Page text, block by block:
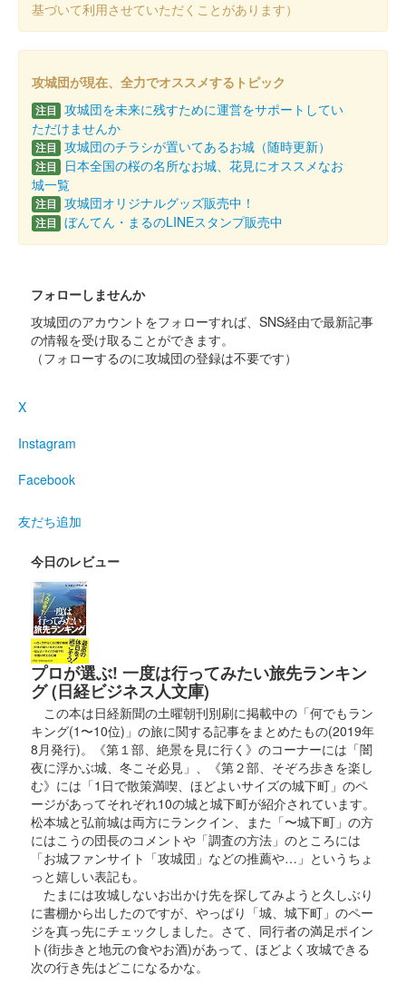
9市町村オリジナル御城印
珂市、ひたちなか市、小美玉市、茨城町、大洗町、城里町、東海
村の9市町村にあるスポットをすべてまわるともらえる限定御城
印。先着2400セットで、……
笠間城 御城印
笠間城 御城印 笠間の菊まつり版（三家の城主家紋）
笠間城 御城印
笠間城 御城印
笠間城 御城印
笠間城 御城印
販売終了
笠間城 御城印
常陸御城印20枚セット。ネット通販（奥州王）で購入可能。
基づいて利用させていただくことがあります）
攻城団が現在、全力でオススメするトピック
注目 攻城団を未来に残すために運営をサポートしてい
ただけませんか
注目 攻城団のチラシが置いてあるお城（随時更新）
注目
日本全国の桜の名所なお城、花見にオススメなお
城一覧
注目 攻城団オリジナルグッズ販売中！
注目 ぼんてん・まるのLINEスタンプ販売中
フォローしませんか
攻城団のアカウントをフォローすれば、SNS経由で最新記事
の情報を受け取ることができます。
（フォローするのに攻城団の登録は不要です）
X
Instagram
Facebook
友だち追加
今日のレビュー
プロが選ぶ! 一度は行ってみたい旅先ランキン
グ (日経ビジネス人文庫)
この本は日経新聞の土曜朝刊別刷に掲載中の「何でもラン
キング(1〜10位)」の旅に関する記事をまとめたもの(2019年
8月発行)。《第１部、絶景を見に行く》のコーナーには「闇
夜に浮かぶ城、冬こそ必見」、《第２部、そぞろ歩きを楽し
む》には「1日で散策満喫、ほどよいサイズの城下町」のペ
ージがあってそれぞれ10の城と城下町が紹介されています。
松本城と弘前城は両方にランクイン、また「〜城下町」の方
にはこうの団長のコメントや「調査の方法」のところには
「お城ファンサイト「攻城団」などの推薦や…」というちょ
っと嬉しい表記も。
たまには攻城しないお出かけ先を探してみようと久しぶり
に書棚から出したのですが、やっぱり「城、城下町」のペー
ジを真っ先にチェックしました。さて、同行者の満足ポイン
ト(街歩きと地元の食やお酒)があって、ほどよく攻城できる
次の行き先はどこになるかな。